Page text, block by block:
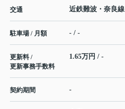
交通 近鉄難波・奈良線
駐車場 / 月額 - / -
更新料 /
更新事務手数料
1.65万円 / -
契約期間 -